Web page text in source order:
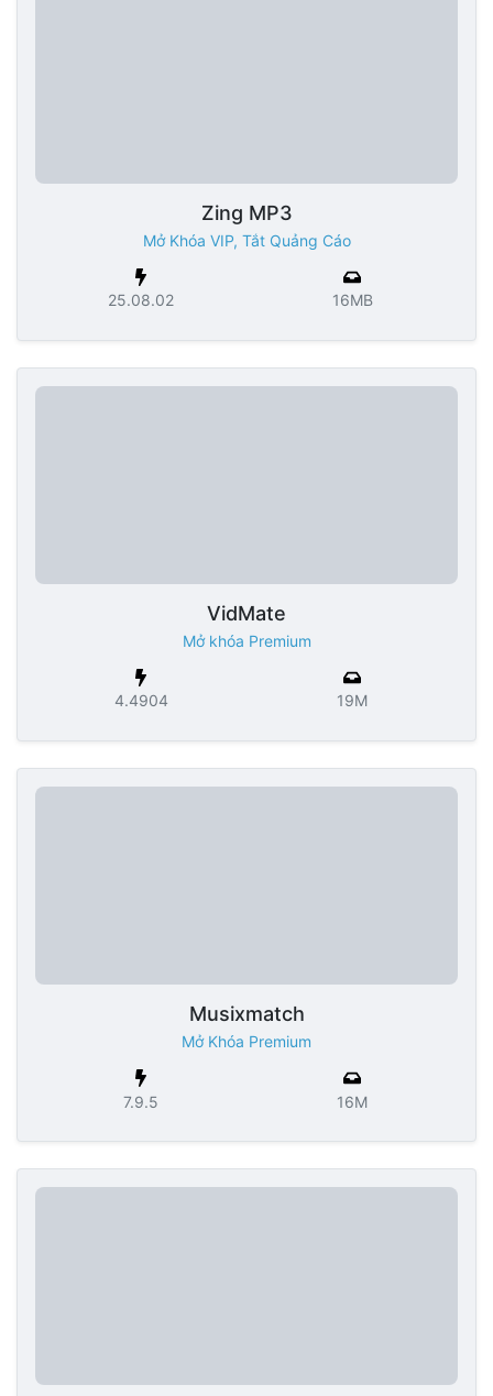
Zing MP3
Mở Khóa VIP, Tắt Quảng Cáo
25.08.02 16MB
VidMate
Mở khóa Premium
4.4904 19M
Musixmatch
Mở Khóa Premium
7.9.5 16M